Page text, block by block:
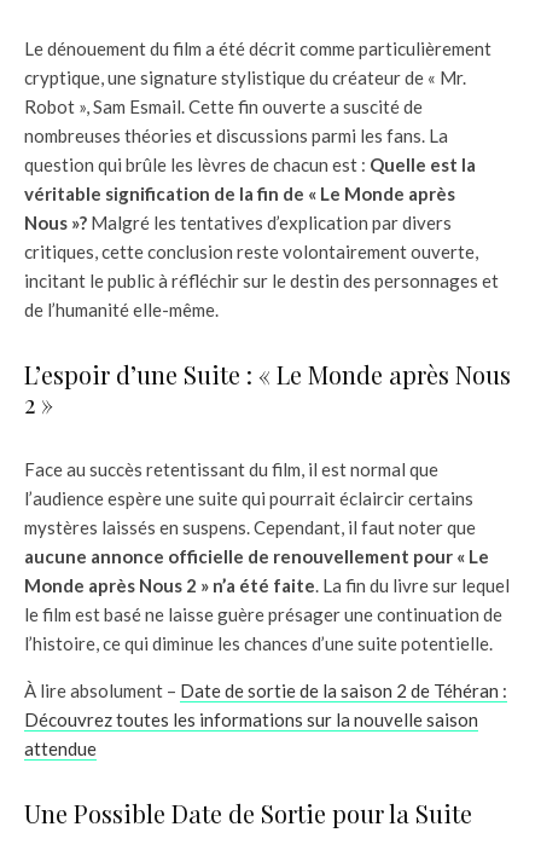
Le dénouement du film a été décrit comme particulièrement
cryptique, une signature stylistique du créateur de « Mr.
Robot », Sam Esmail. Cette fin ouverte a suscité de
nombreuses théories et discussions parmi les fans. La
question qui brûle les lèvres de chacun est : Quelle est la
véritable signification de la fin de « Le Monde après
Nous »? Malgré les tentatives d’explication par divers
critiques, cette conclusion reste volontairement ouverte,
incitant le public à réfléchir sur le destin des personnages et
de l’humanité elle-même.
L’espoir d’une Suite : « Le Monde après Nous
2 »
Face au succès retentissant du film, il est normal que
l’audience espère une suite qui pourrait éclaircir certains
mystères laissés en suspens. Cependant, il faut noter que
aucune annonce officielle de renouvellement pour « Le
Monde après Nous 2 » n’a été faite . La fin du livre sur lequel
le film est basé ne laisse guère présager une continuation de
l’histoire, ce qui diminue les chances d’une suite potentielle.
À lire absolument – Date de sortie de la saison 2 de Téhéran :
Découvrez toutes les informations sur la nouvelle saison
attendue
Une Possible Date de Sortie pour la Suite